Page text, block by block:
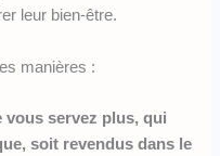
leur bien-être.
manières :
vous servez plus, qui
soit revendus dans le